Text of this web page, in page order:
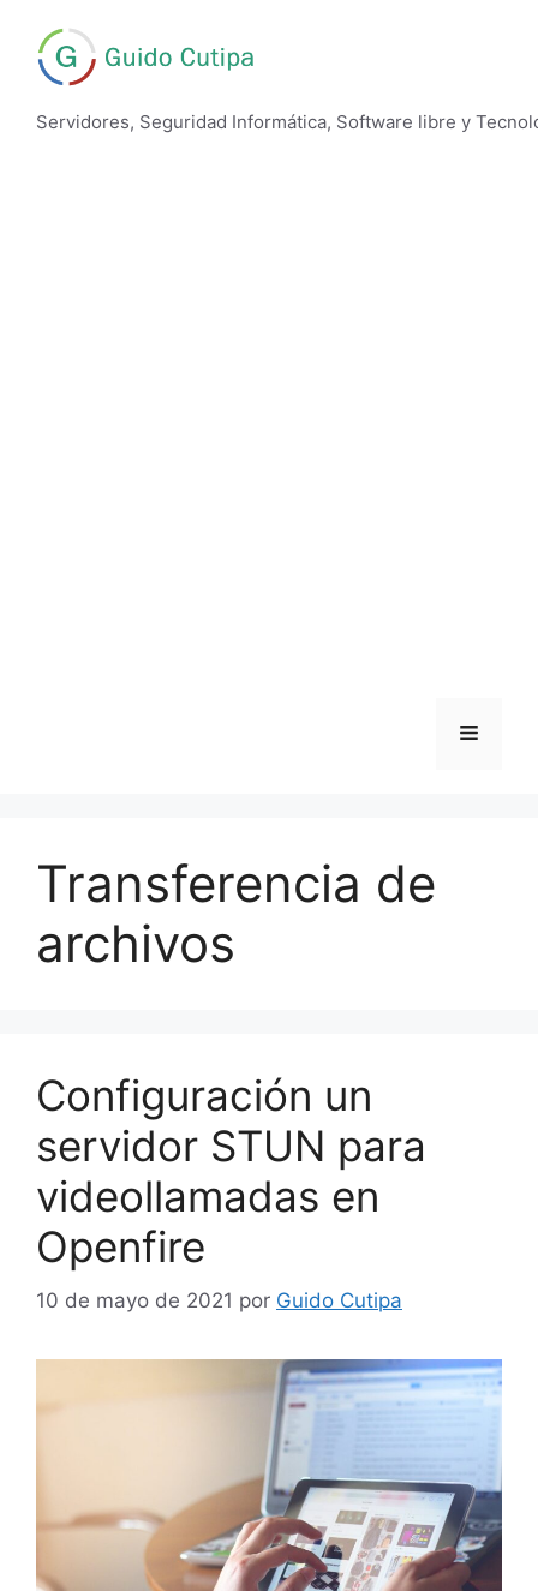
contenido
Servidores, Seguridad Informática, Software libre y
Menú
Transferencia de
archivos
Configuración un
servidor STUN para
videollamadas en
Openfire
10 de mayo de 2021 por Guido Cutipa